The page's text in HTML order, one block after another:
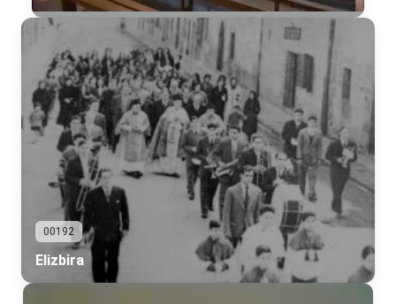
00192
Elizbira